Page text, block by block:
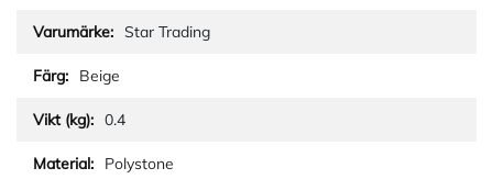
Star Trading
Beige
0.4
Polystone